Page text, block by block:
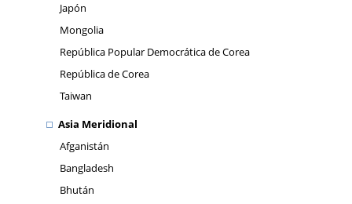
Japón
Mongolia
República Popular Democrática de Corea
República de Corea
Taiwan
Asia Meridional
Afganistán
Bangladesh
Bhután